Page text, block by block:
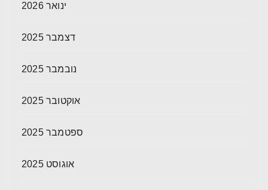
ינואר 2026
דצמבר 2025
נובמבר 2025
אוקטובר 2025
ספטמבר 2025
אוגוסט 2025